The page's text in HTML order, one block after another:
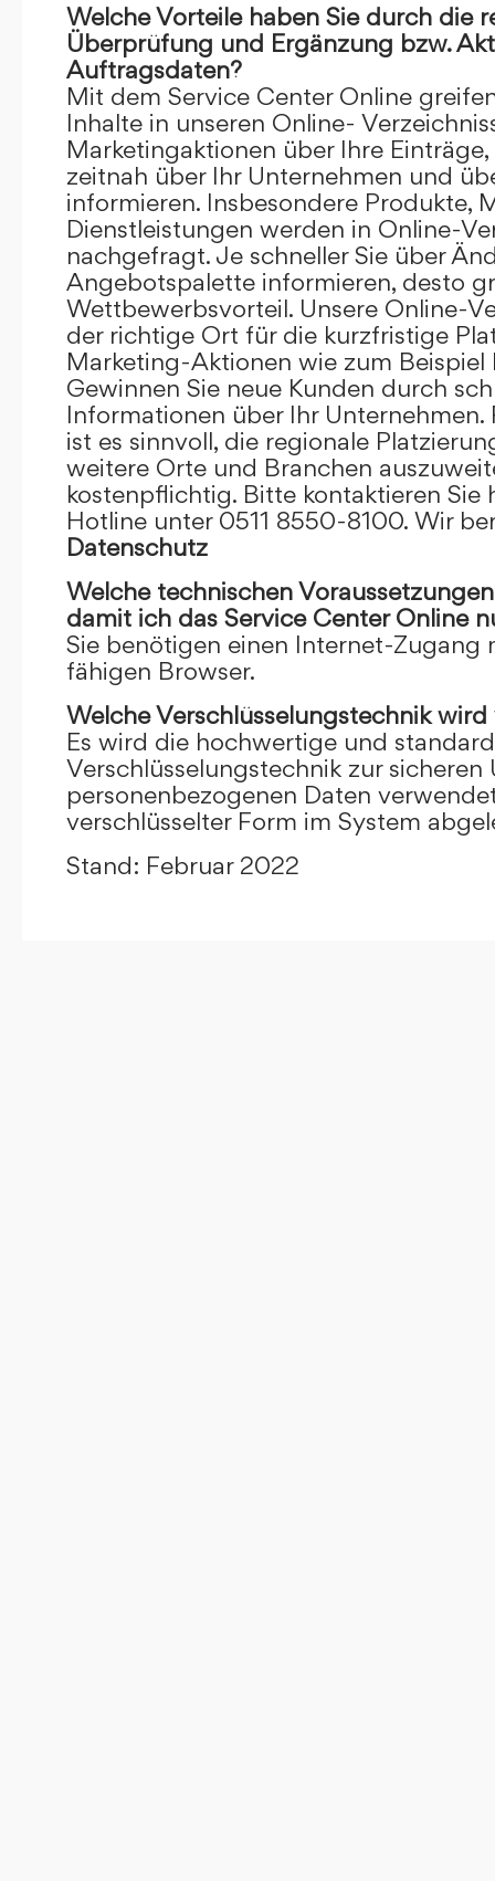
Welche Vorteile haben Sie durch die
Überprüfung und Ergänzung bzw.
Auftragsdaten?
Mit dem Service Center Online
Inhalte in unseren Online-
Marketingaktionen über Ihre
zeitnah über Ihr Unternehmen und
informieren. Insbesondere Produkte,
Dienstleistungen werden in Online-
nachgefragt. Je schneller Sie über
Angebotspalette informieren, desto
Wettbewerbsvorteil. Unsere Online-
der richtige Ort für die kurzfristige
Marketing-Aktionen wie zum Beispiel
Gewinnen Sie neue Kunden durch
Informationen über Ihr Unternehmen.
ist es sinnvoll, die regionale
weitere Orte und Branchen
kostenpflichtig. Bitte kontaktieren Sie
Hotline unter 0511 8550-8100. Wir
Datenschutz
Welche technischen
damit ich das Service Center Online
Sie benötigen einen Internet-Zugang
fähigen Browser.
Welche Verschlüsselungstechnik
Es wird die hochwertige und
Verschlüsselungstechnik zur
personenbezogenen Daten
verschlüsselter Form im System
Stand: Februar 2022